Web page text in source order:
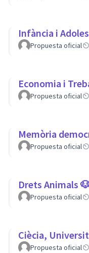
Infància i
Propuesta oficial
Economia i
Propuesta oficial
Memòria
Propuesta oficial
Drets Animals
Propuesta oficial
Ciècia,
Propuesta oficial